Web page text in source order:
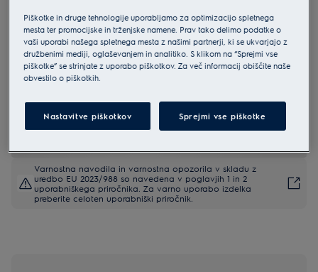
EHF6241FOK
Electrolux 300 steklokeramična
vgradna plošča 60 cm
EU podatkovna kartica
Varnostna navodila in varnostna opozorila v skladu z
uredbo EU 2023/988 so navedena v poglavjih 1 in 2
uporabniškega priročnika. Za varno uporabo izdelka
preberite celoten uporabniški priročnik.
Piškotke in druge tehnologije uporabljamo za optimizacijo spletnega
mesta ter promocijske in trženjske namene. Prav tako delimo podatke o
vaši uporabi našega spletnega mesta z našimi partnerji, ki se ukvarjajo z
družbenimi mediji, oglaševanjem in analitiko. S klikom na “Sprejmi vse
piškotke” se strinjate z uporabo piškotkov. Za več informacij obiščite naše
obvestilo o piškotkih.
Nastavitve piškotkov Sprejmi vse piškotke